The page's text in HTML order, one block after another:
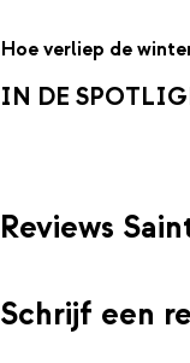
Hoe verliep de
IN DE
Reviews
Schrijf een